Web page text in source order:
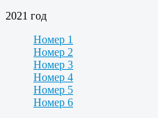
2021 год
Номер 1
Номер 2
Номер 3
Номер 4
Номер 5
Номер 6